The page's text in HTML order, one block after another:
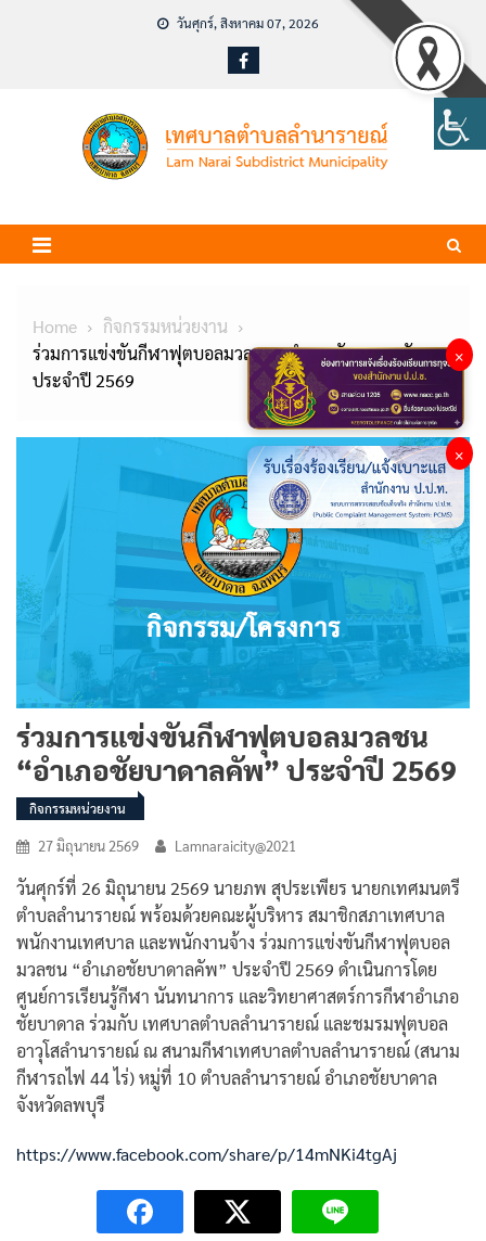
วันศุกร์, สิงหาคม 07, 2026
Home
กิจกรรมหน่วยงาน
ร่วมการแข่งขันกีฬาฟุตบอลมวลชน “อำเภอชัยบาดาลคัพ”
ประจำปี 2569
ร่วมการแข่งขันกีฬาฟุตบอลมวลชน
“อำเภอชัยบาดาลคัพ” ประจำปี 2569
กิจกรรมหน่วยงาน
27 มิถุนายน 2569 Lamnaraicity@2021
วันศุกร์ที่ 26 มิถุนายน 2569 นายภพ สุประเพียร นายกเทศมนตรี
ตำบลลำนารายณ์ พร้อมด้วยคณะผู้บริหาร สมาชิกสภาเทศบาล
พนักงานเทศบาล และพนักงานจ้าง ร่วมการแข่งขันกีฬาฟุตบอล
มวลชน “อำเภอชัยบาดาลคัพ” ประจำปี 2569 ดำเนินการโดย
ศูนย์การเรียนรู้กีฬา นันทนาการ และวิทยาศาสตร์การกีฬาอำเภอ
ชัยบาดาล ร่วมกับ เทศบาลตำบลลำนารายณ์ และชมรมฟุตบอล
อาวุโสลำนารายณ์ ณ สนามกีฬาเทศบาลตำบลลำนารายณ์ (สนาม
กีฬารถไฟ 44 ไร่) หมู่ที่ 10 ตำบลลำนารายณ์ อำเภอชัยบาดาล
จังหวัดลพบุรี
https://www.facebook.com/share/p/14mNKi4tgAj
×
×